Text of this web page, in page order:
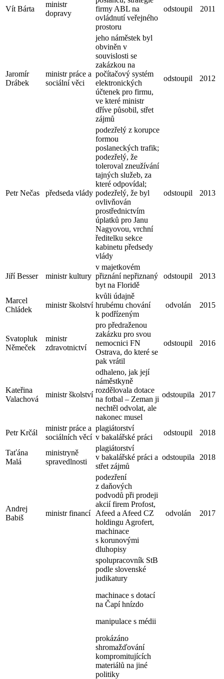
Vít Bárta
ministr
dopravy
firmy ABL na
ovládnutí veřejného
prostoru
odstoupil 2011
Jaromír
Drábek
ministr práce a
sociální věci
jeho náměstek byl
obviněn v
souvislosti se
zakázkou na
počítačový systém
elektronických
účtenek pro firmu,
ve které ministr
dříve působil, střet
zájmů
odstoupil 2012
Petr Nečas předseda vlády
podezřelý z korupce
formou
poslaneckých trafik;
podezřelý, že
toleroval zneužívání
tajných služeb, za
které odpovídal;
podezřelý, že byl
ovlivňován
prostřednictvím
úplatků pro Janu
Nagyovou, vrchní
ředitelku sekce
kabinetu předsedy
vlády
odstoupil 2013
Jiří Besser ministr kultury
v majetkovém
přiznání nepřiznaný
byt na Floridě
odstoupil 2013
Marcel
Chládek
ministr školství
kvůli údajně
hrubému chování
k podřízeným
odvolán 2015
Svatopluk
Němeček
ministr
zdravotnictví
pro předraženou
zakázku pro svou
nemocnici FN
Ostrava, do které se
pak vrátil
odstoupil 2016
Kateřina
Valachová
ministr školství
odhaleno, jak její
náměstkyně
rozdělovala dotace
na fotbal – Zeman ji
nechtěl odvolat, ale
nakonec musel
odstoupila 2017
Petr Krčál
ministr práce a
sociálních věcí
plagiátorství
v bakalářské práci
odstoupil 2018
Taťána
Malá
ministryně
spravedlnosti
plagiátorství
v bakalářské práci a
střet zájmů
odstoupila 2018
Andrej
Babiš
ministr financí
podezření
z daňových
podvodů při prodeji
akcií firem Profost,
Afeed a Afeed CZ
holdingu Agrofert,
machinace
s korunovými
dluhopisy
odvolán 2017
spolupracovník StB
podle slovenské
judikatury
machinace s dotací
na Čapí hnízdo
manipulace s médii
prokázáno
shromažďování
kompromitujících
materiálů na jiné
politiky